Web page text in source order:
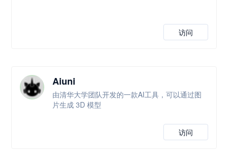
访问
Aiuni
由清华大学团队开发的一款AI工具，可以通过图
片生成 3D 模型
访问